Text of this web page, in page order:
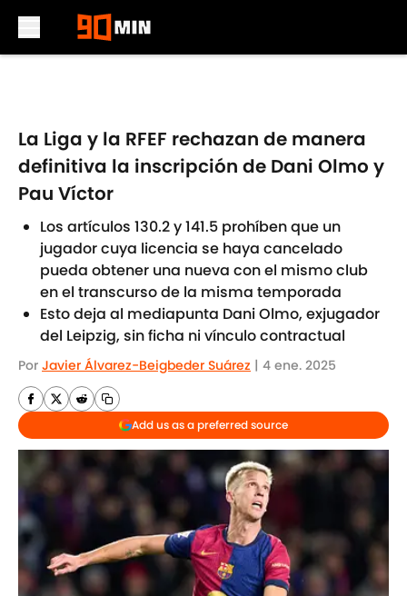
La Liga y la RFEF rechazan de manera
definitiva la inscripción de Dani Olmo y
Pau Víctor
Los artículos 130.2 y 141.5 prohíben que un
jugador cuya licencia se haya cancelado
pueda obtener una nueva con el mismo club
en el transcurso de la misma temporada
Esto deja al mediapunta Dani Olmo, exjugador
del Leipzig, sin ficha ni vínculo contractual
Por Javier Álvarez-Beigbeder Suárez | 4 ene. 2025
Add us as a preferred source